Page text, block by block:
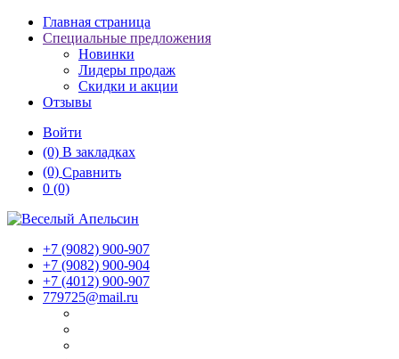
Главная страница
Специальные предложения
Новинки
Лидеры продаж
Скидки и акции
Отзывы
Войти
(0) В закладках
(0) Сравнить
0 (0)
+7 (9082) 900-907
+7 (9082) 900-904
+7 (4012) 900-907
779725@mail.ru